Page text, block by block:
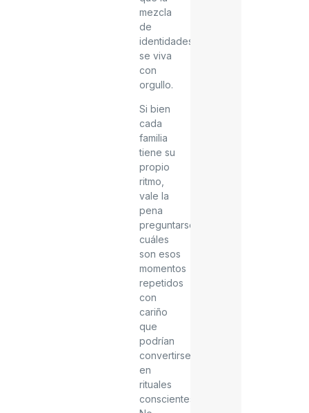
mezcla
de
identidades
se viva
con
orgullo.
Si bien
cada
familia
tiene su
propio
ritmo,
vale la
pena
preguntarse
cuáles
son esos
momentos
repetidos
con
cariño
que
podrían
convertirse
en
rituales
conscientes.